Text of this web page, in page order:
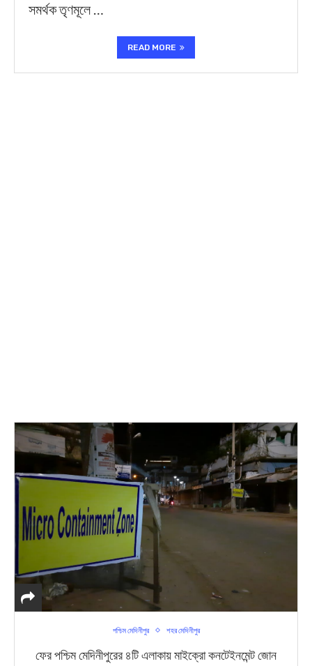
সমর্থক তৃণমূলে …
READ MORE
পশ্চিম মেদিনীপুর শহর মেদিনীপুর
ফের পশ্চিম মেদিনীপুরের ৪টি এলাকায় মাইক্রো কনটেইনমেন্ট জোন